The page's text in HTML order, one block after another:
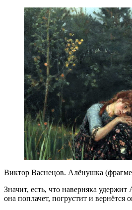
Виктор Васнецов. Алёнушка
Значит, есть, что наверняка
она поплачет, погрустит и вернётся